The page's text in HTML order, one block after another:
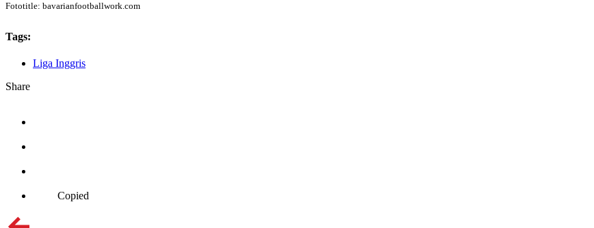
Fototitle: bavarianfootballwork.com
Tags:
Liga Inggris
Share
Copied